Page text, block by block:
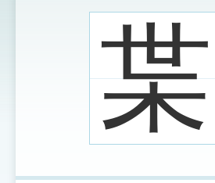
枼